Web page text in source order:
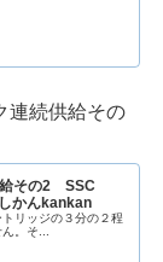
連続供給その
給その2 SSC
かんkankan
リッジの３分の２程
。そ...